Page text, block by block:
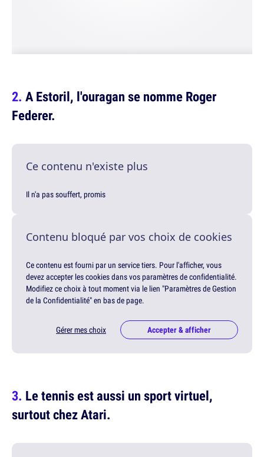
A Estoril, l'ouragan se nomme Roger
Federer.
Ce contenu n'existe plus
Il n'a pas souffert, promis
Contenu bloqué par vos choix de cookies
Ce contenu est fourni par un service tiers. Pour l'afficher, vous
devez accepter les cookies dans vos paramètres de confidentialité.
Modifiez ce choix à tout moment via le lien "Paramètres de Gestion
de la Confidentialité" en bas de page.
Gérer mes choix Accepter & afficher
Le tennis est aussi un sport virtuel,
surtout chez Atari.